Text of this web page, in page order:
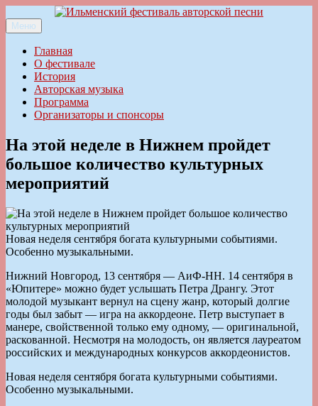
к
содержимому
Ильменский фестиваль авторской песни
Меню
Главная
О фестивале
История
Авторская музыка
Программа
Организаторы и спонсоры
На этой неделе в Нижнем пройдет
большое количество культурных
мероприятий
Новая неделя сентября богата культурными событиями.
Особенно музыкальными.
Нижний Новгород, 13 сентября — АиФ-НН. 14 сентября в
«Юпитере» можно будет услышать Петра Дрангу. Этот
молодой музыкант вернул на сцену жанр, который долгие
годы был забыт — игра на аккордеоне. Петр выступает в
манере, свойственной только ему одному, — оригинальной,
раскованной. Несмотря на молодость, он является лауреатом
российских и международных конкурсов аккордеонистов.
Новая неделя сентября богата культурными событиями.
Особенно музыкальными.